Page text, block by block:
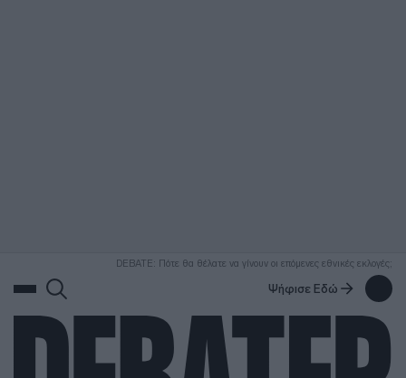
DEBATE: Πότε θα θέλατε να γίνουν οι επόμενες εθνικές εκλογές;
Ψήφισε Εδώ